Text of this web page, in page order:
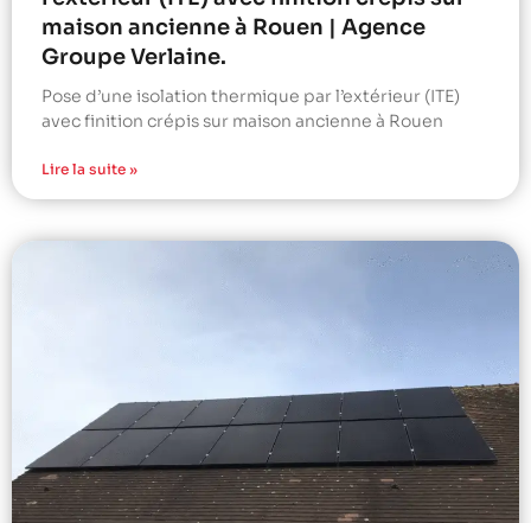
maison ancienne à Rouen | Agence
Groupe Verlaine.
Pose d’une isolation thermique par l’extérieur (ITE)
avec finition crépis sur maison ancienne à Rouen
Lire la suite »